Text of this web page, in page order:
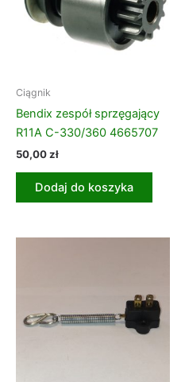
Ciągnik
Bendix zespół sprzęgający
R11A C-330/360 4665707
50,00zł
Dodaj do koszyka